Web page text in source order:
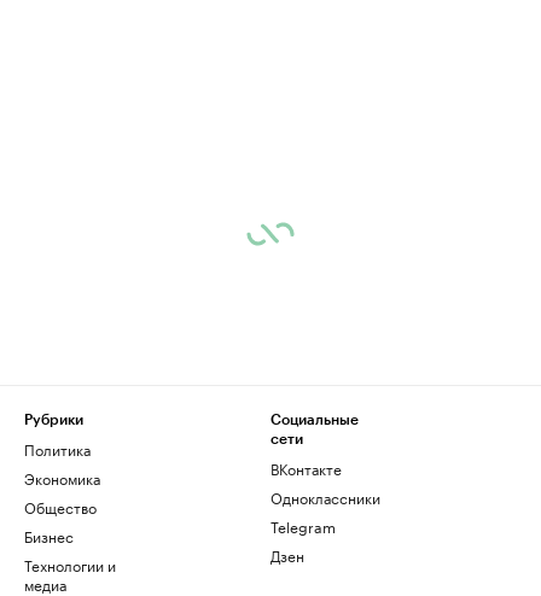
Рубрики
Политика
Экономика
Общество
Бизнес
Технологии и
медиа
Социальные
сети
ВКонтакте
Одноклассники
Telegram
Дзен